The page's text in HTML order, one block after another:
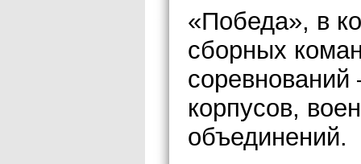
«Победа», в
сборных
соревнований
корпусов,
объединений.